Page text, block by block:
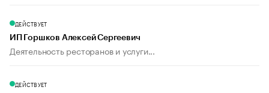
ДЕЙСТВУЕТ
ИП Горшков Алексей Сергеевич
Деятельность ресторанов и услуги...
ДЕЙСТВУЕТ